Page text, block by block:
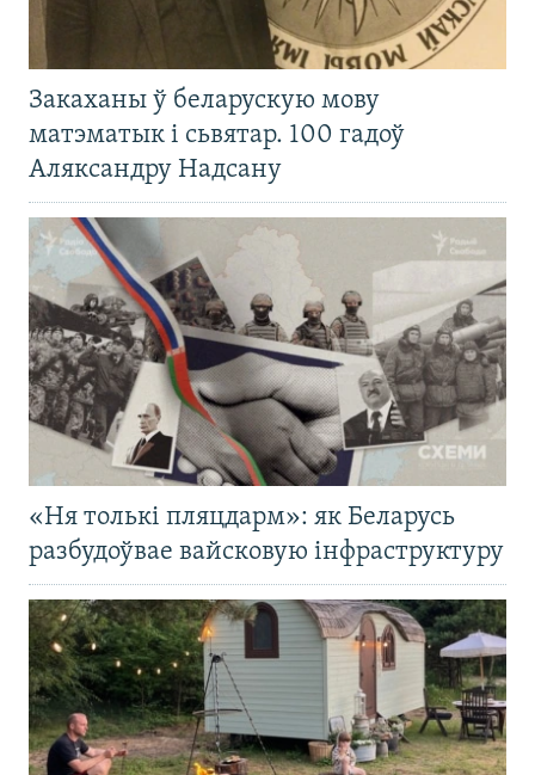
Закаханы ў беларускую мову
матэматык і сьвятар. 100 гадоў
Аляксандру Надсану
«Ня толькі пляцдарм»: як Беларусь
разбудоўвае вайсковую інфраструктуру